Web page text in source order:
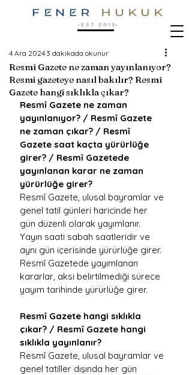
Resmî Gazete ne zaman yayınlanıyor?
Resmi gazeteye nasıl bakılır? Resmî
Gazete hangi sıklıkla çıkar?
4 Ara 2024 3 dakikada okunur
Resmî Gazete ne zaman
yayınlanıyor? / Resmî Gazete
ne zaman çıkar? / Resmî
Gazete saat kaçta yürürlüğe
girer? / Resmî Gazetede
yayınlanan karar ne zaman
yürürlüğe girer?
Resmî Gazete, ulusal bayramlar ve
genel tatil günleri haricinde her
gün düzenli olarak yayımlanır.
Yayın saati sabah saatleridir ve
aynı gün içerisinde yürürlüğe girer.
Resmî Gazetede yayımlanan
kararlar, aksi belirtilmediği sürece
yayım tarihinde yürürlüğe girer.
Resmî Gazete hangi sıklıkla
çıkar? / Resmî Gazete hangi
sıklıkla yayınlanır?
Resmî Gazete, ulusal bayramlar ve
genel tatiller dışında her gün